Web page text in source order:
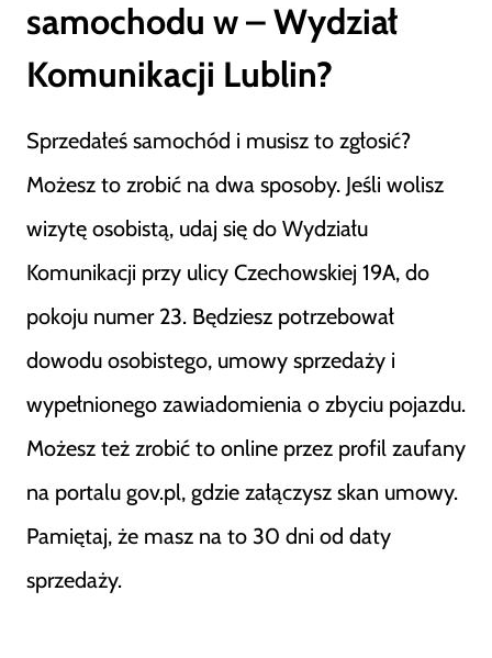
samochodu w – Wydział
Komunikacji Lublin?
Sprzedałeś samochód i musisz to zgłosić?
Możesz to zrobić na dwa sposoby. Jeśli wolisz
wizytę osobistą, udaj się do Wydziału
Komunikacji przy ulicy Czechowskiej 19A, do
pokoju numer 23. Będziesz potrzebował
dowodu osobistego, umowy sprzedaży i
wypełnionego zawiadomienia o zbyciu pojazdu.
Możesz też zrobić to online przez profil zaufany
na portalu gov.pl, gdzie załączysz skan umowy.
Pamiętaj, że masz na to 30 dni od daty
sprzedaży.